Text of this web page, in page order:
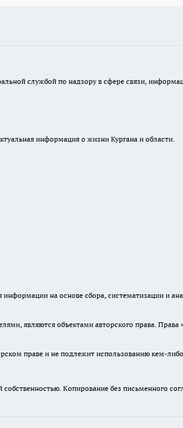
службой по надзору в сфере связи,
информация о жизни Кургана и области.
на основе сбора, систематизации и
являются объектами авторского права. Права
праве и не подлежит использованию кем-
Копирование без письменного